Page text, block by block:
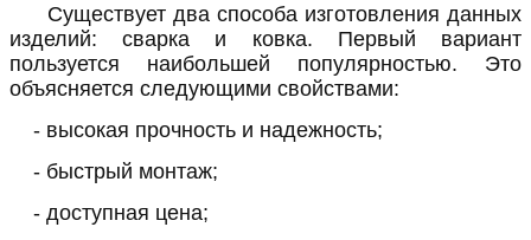
Существует два способа изготовления данных
изделий: сварка и ковка. Первый вариант
пользуется наибольшей популярностью. Это
объясняется следующими свойствами:
- высокая прочность и надежность;
- быстрый монтаж;
- доступная цена;